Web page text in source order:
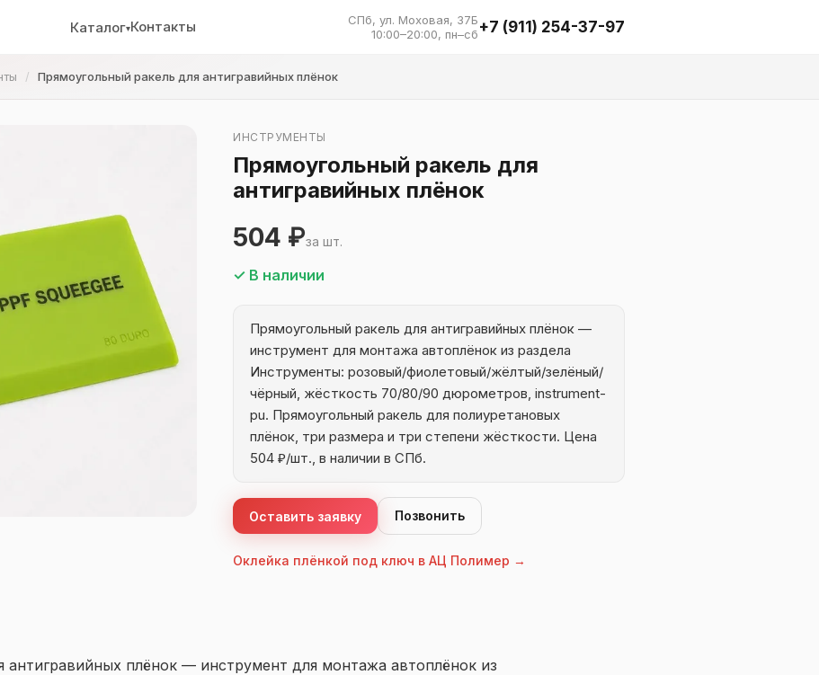
Каталог▾Контакты
СПб, ул. Моховая, 37Б
10:00–20:00, пн–сб+7 (911) 254-37-97
Прямоугольный ракель для антигравийных плёнок
ИНСТРУМЕНТЫ
Прямоугольный ракель для
антигравийных плёнок
504 ₽за шт.
✓ В наличии
Прямоугольный ракель для антигравийных плёнок —
инструмент для монтажа автоплёнок из раздела
Инструменты: розовый/фиолетовый/жёлтый/зелёный/
чёрный, жёсткость 70/80/90 дюрометров, instrument-
pu. Прямоугольный ракель для полиуретановых
плёнок, три размера и три степени жёсткости. Цена
504 ₽/шт., в наличии в СПб.
Оставить заявку Позвонить
Оклейка плёнкой под ключ в АЦ Полимер →
антигравийных плёнок — инструмент для монтажа автоплёнок из